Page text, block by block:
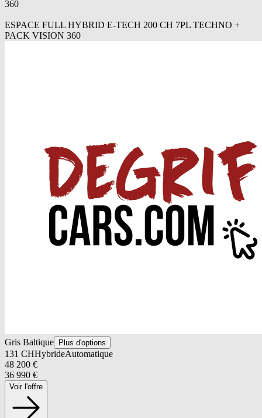
ESPACE FULL HYBRID E-TECH 200 CH 7PL TECHNO +
PACK VISION 360
Gris Baltique Plus d'options
131 CHHybrideAutomatique
48 200 €
36 990 €
Voir l'offre